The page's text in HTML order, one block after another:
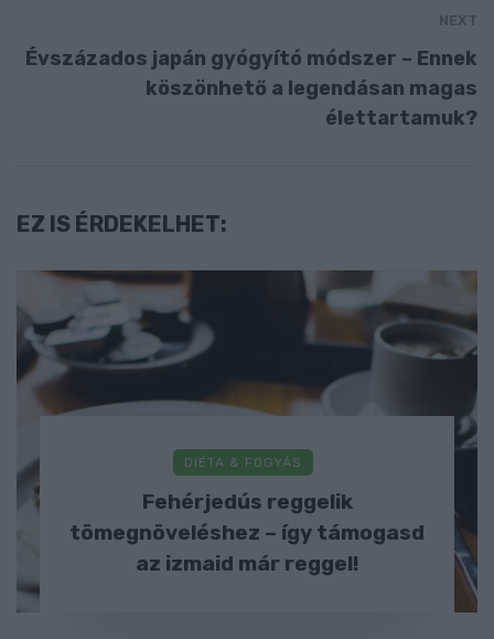
NEXT
Évszázados japán gyógyító módszer – Ennek
köszönhető a legendásan magas
élettartamuk?
EZ IS ÉRDEKELHET:
DIÉTA & FOGYÁS
Fehérjedús reggelik
tömegnöveléshez – így támogasd
az izmaid már reggel!